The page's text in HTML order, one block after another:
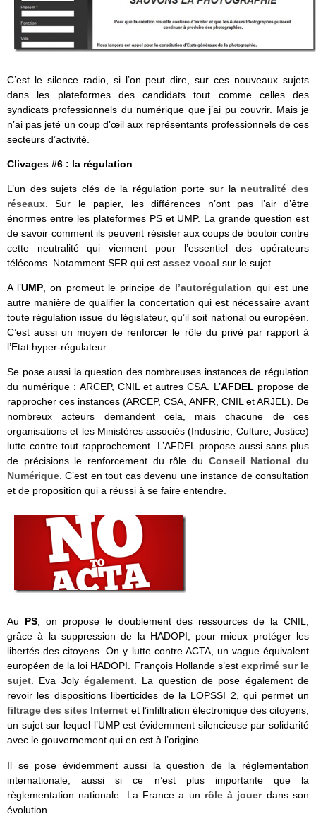
C’est le silence radio, si l’on peut dire, sur ces nouveaux sujets
dans les plateformes des candidats tout comme celles des
syndicats professionnels du numérique que j’ai pu couvrir. Mais je
n’ai pas jeté un coup d’œil aux représentants professionnels de ces
secteurs d’activité.
Clivages #6 : la régulation
L’un des sujets clés de la régulation porte sur la neutralité des
réseaux . Sur le papier, les différences n’ont pas l’air d’être
énormes entre les plateformes PS et UMP. La grande question est
de savoir comment ils peuvent résister aux coups de boutoir contre
cette neutralité qui viennent pour l’essentiel des opérateurs
télécoms. Notamment SFR qui est assez vocal sur le sujet.
A l’UMP, on promeut le principe de l’autorégulation qui est une
autre manière de qualifier la concertation qui est nécessaire avant
toute régulation issue du législateur, qu’il soit national ou européen.
C’est aussi un moyen de renforcer le rôle du privé par rapport à
l’Etat hyper-régulateur.
Se pose aussi la question des nombreuses instances de régulation
du numérique : ARCEP, CNIL et autres CSA. L’AFDEL propose de
rapprocher ces instances (ARCEP, CSA, ANFR, CNIL et ARJEL). De
nombreux acteurs demandent cela, mais chacune de ces
organisations et les Ministères associés (Industrie, Culture, Justice)
lutte contre tout rapprochement. L’AFDEL propose aussi sans plus
de précisions le renforcement du rôle du Conseil National du
Numérique. C’est en tout cas devenu une instance de consultation
et de proposition qui a réussi à se faire entendre.
Au PS, on propose le doublement des ressources de la CNIL,
grâce à la suppression de la HADOPI, pour mieux protéger les
libertés des citoyens. On y lutte contre ACTA, un vague équivalent
européen de la loi HADOPI. François Hollande s’est exprimé sur le
sujet. Eva Joly également. La question de pose également de
revoir les dispositions liberticides de la LOPSSI 2, qui permet un
filtrage des sites Internet et l’infiltration électronique des citoyens,
un sujet sur lequel l’UMP est évidemment silencieuse par solidarité
avec le gouvernement qui en est à l’origine.
Il se pose évidemment aussi la question de la règlementation
internationale, aussi si ce n’est plus importante que la
règlementation nationale. La France a un rôle à jouerdans son
évolution.